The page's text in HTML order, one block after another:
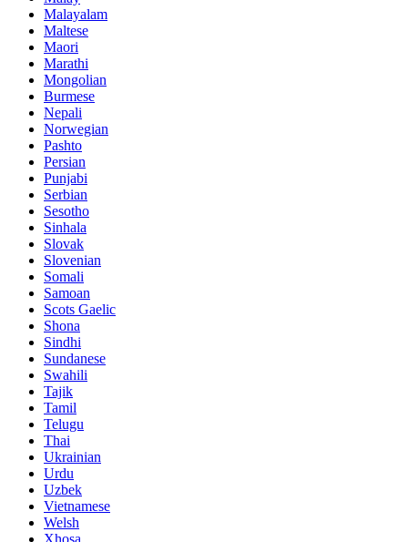
Malayalam
Maltese
Maori
Marathi
Mongolian
Burmese
Nepali
Norwegian
Pashto
Persian
Punjabi
Serbian
Sesotho
Sinhala
Slovak
Slovenian
Somali
Samoan
Scots Gaelic
Shona
Sindhi
Sundanese
Swahili
Tajik
Tamil
Telugu
Thai
Ukrainian
Urdu
Uzbek
Vietnamese
Welsh